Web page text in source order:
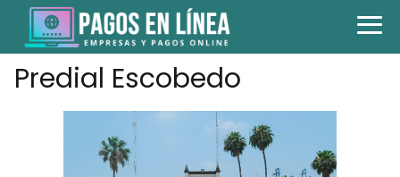
Predial Escobedo